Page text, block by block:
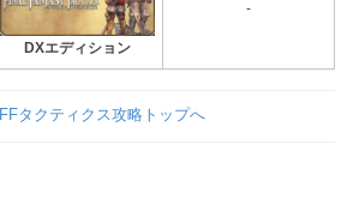
DXエディション
-
FFタクティクス攻略トップへ